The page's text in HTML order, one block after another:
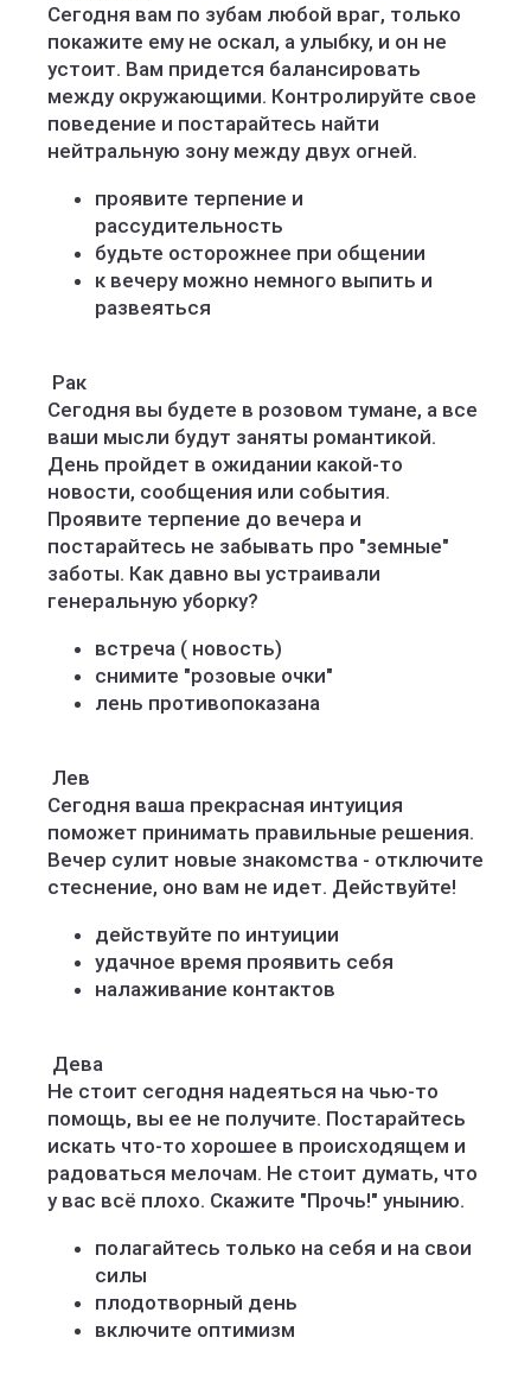
Сегодня вам по зубам любой враг, только
покажите ему не оскал, а улыбку, и он не
устоит. Вам придется балансировать
между окружающими. Контролируйте свое
поведение и постарайтесь найти
нейтральную зону между двух огней.
проявите терпение и
рассудительность
будьте осторожнее при общении
к вечеру можно немного выпить и
развеяться
️ Рак
Сегодня вы будете в розовом тумане, а все
ваши мысли будут заняты романтикой.
День пройдет в ожидании какой-то
новости, сообщения или события.
Проявите терпение до вечера и
постарайтесь не забывать про "земные"
заботы. Как давно вы устраивали
генеральную уборку?
встреча ( новость)
снимите "розовые очки"
лень противопоказана
️ Лев
Сегодня ваша прекрасная интуиция
поможет принимать правильные решения.
Вечер сулит новые знакомства - отключите
стеснение, оно вам не идет. Действуйте!
действуйте по интуиции
удачное время проявить себя
налаживание контактов
️ Дева
Не стоит сегодня надеяться на чью-то
помощь, вы ее не получите. Постарайтесь
искать что-то хорошее в происходящем и
радоваться мелочам. Не стоит думать, что
у вас всё плохо. Скажите "Прочь!" унынию.
полагайтесь только на себя и на свои
силы
плодотворный день
включите оптимизм